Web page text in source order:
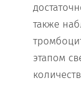
также
этапом